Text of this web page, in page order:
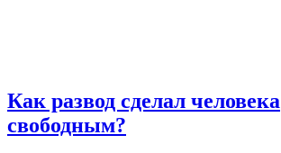
Как развод сделал человека
свободным?